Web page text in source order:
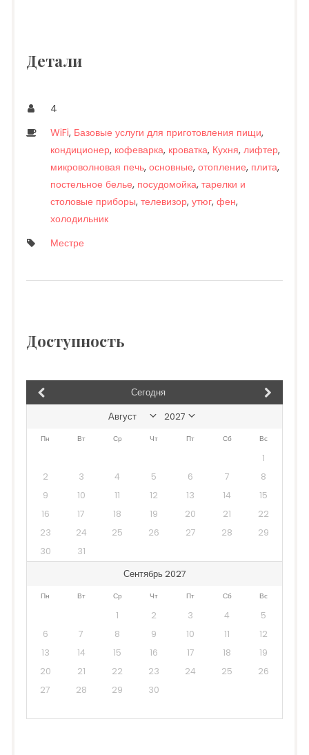
Детали
4
WiFi, Базовые услуги для приготовления пищи,
кондиционер, кофеварка, кроватка, Кухня, лифтер,
микроволновая печь, основные, отопление, плита,
постельное белье, посудомойка, тарелки и
столовые приборы, телевизор, утюг, фен,
холодильник
Местре
Доступность
Сегодня
Пн Вт Ср Чт Пт Сб Вс
1
2
3 4 5 6 7
8
9
10 11 12 13 14
15
16
17 18 19 20 21
22
23
24 25 26 27 28
29
30
31
Сентябрь 2027
Пн Вт Ср Чт Пт Сб Вс
1 2 3 4
5
6
7 8 9 10 11
12
13
14 15 16 17 18
19
20
21 22 23 24 25
26
27
28 29 30